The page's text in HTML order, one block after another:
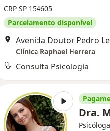
CRP SP 154605
Parcelamento disponível
Clínica Raphael Herrera
Consulta Psicologia
Dra.
Psicóloga